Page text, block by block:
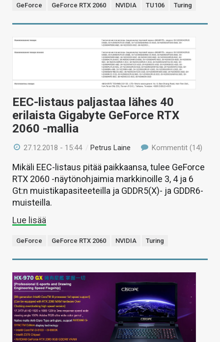
GeForce GeForce RTX 2060 NVIDIA TU106 Turing
EEC-listaus paljastaa lähes 40
erilaista Gigabyte GeForce RTX
2060 -mallia
27.12.2018 - 15:44 /Petrus Laine Kommentit (14)
Mikäli EEC-listaus pitää paikkaansa, tulee GeForce
RTX 2060 -näytönohjaimia markkinoille 3, 4 ja 6
Gt:n muistikapasiteeteilla ja GDDR5(X)- ja GDDR6-
muisteilla.
Lue lisää
GeForce GeForce RTX 2060 NVIDIA Turing